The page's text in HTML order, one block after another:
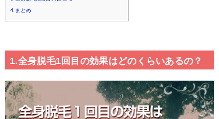
4.まとめ
1.全身脱毛1回目の効果はどのくらいあるの？